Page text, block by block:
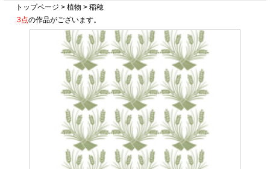
トップページ >植物 >稲穂
3点の作品がございます。